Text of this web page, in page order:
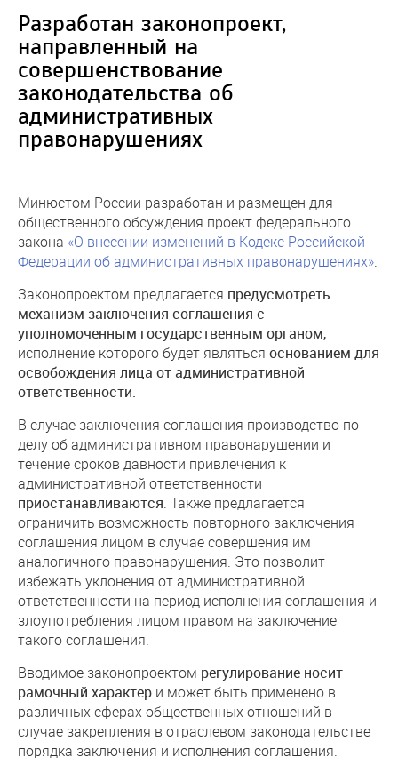
Разработан законопроект,
направленный на
совершенствование
законодательства об
административных
правонарушениях
Минюстом России разработан и размещен для
общественного обсуждения проект федерального
закона «О внесении изменений в Кодекс Российской
Федерации об административных правонарушениях»
Законопроектом предлагается предусмотреть
механизм заключения соглашения с
уполномоченным государственным органом,
исполнение которого будет являться основанием для
освобождения лица от административной
ответственности.
В случае заключения соглашения производство по
делу об административном правонарушении и
течение сроков давности привлечения к
административной ответственности
приостанавливаются . Также предлагается
ограничить возможность повторного заключения
соглашения лицом в случае совершения им
аналогичного правонарушения. Это позволит
избежать уклонения от административной
ответственности на период исполнения соглашения и
злоупотребления лицом правом на заключение
такого соглашения.
Вводимое законопроектом регулирование носит
рамочный характер и может быть применено в
различных сферах общественных отношений в
случае закрепления в отраслевом законодательстве
порядка заключения и исполнения соглашения.